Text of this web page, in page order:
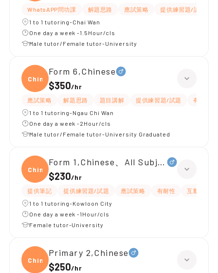
WhatsAPP問功課 解題思路 應試策略 提供練習題/試題
1 to 1 tutoring-Chai Wan
One day a week -1.5Hour/cls
Male tutor/Female tutor-University
Chine
Form 6,Chinese
$350/hr
應試策略 解題思路 題目講解 提供練習題/試題
有耐性
1 to 1 tutoring-Ngau Chi Wan
One day a week -2Hour/cls
Male tutor/Female tutor-University Graduated
Chine
Form 1,Chinese、All Subjects
$230/hr
提供筆記 提供練習題/試題 應試策略 有耐性
互動教學
1 to 1 tutoring-Kowloon City
One day a week -1Hour/cls
Female tutor-University
Chine
Primary 2,Chinese
$250/hr